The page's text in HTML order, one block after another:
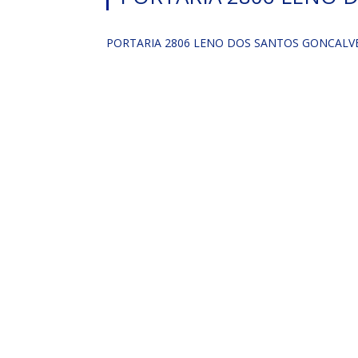
PORTARIA 2806 LENO DOS SANTOS